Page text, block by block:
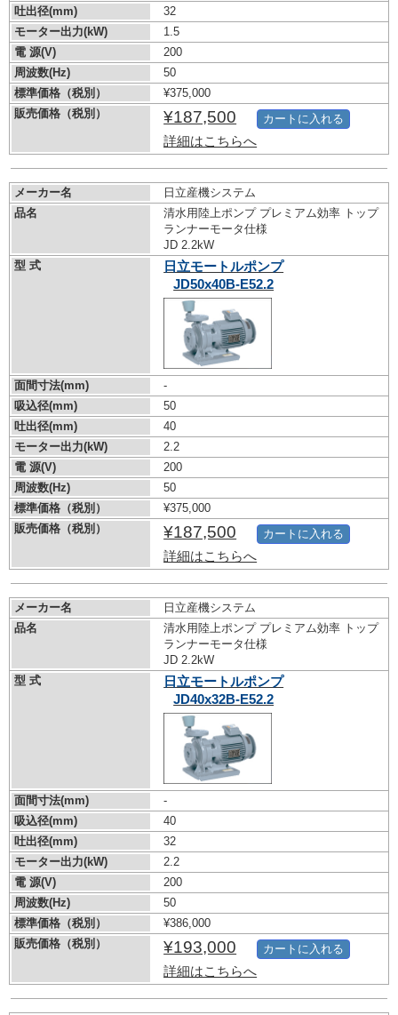
吐出径(mm)
32
モーター出力(kW)
1.5
電 源(V)
200
周波数(Hz)
50
標準価格（税別）
¥375,000
販売価格（税別）
¥187,500
詳細はこちらへ
カートに入れる
メーカー名
日立産機システム
品名
清水用陸上ポンプ プレミアム効率 トップ
ランナーモータ仕様
JD 2.2kW
型 式
日立モートルポンプ
JD50x40B-E52.2
面間寸法(mm)
-
吸込径(mm)
50
吐出径(mm)
40
モーター出力(kW)
2.2
電 源(V)
200
周波数(Hz)
50
標準価格（税別）
¥375,000
販売価格（税別）
¥187,500
詳細はこちらへ
カートに入れる
メーカー名
日立産機システム
品名
清水用陸上ポンプ プレミアム効率 トップ
ランナーモータ仕様
JD 2.2kW
型 式
日立モートルポンプ
JD40x32B-E52.2
面間寸法(mm)
-
吸込径(mm)
40
吐出径(mm)
32
モーター出力(kW)
2.2
電 源(V)
200
周波数(Hz)
50
標準価格（税別）
¥386,000
販売価格（税別）
¥193,000
詳細はこちらへ
カートに入れる